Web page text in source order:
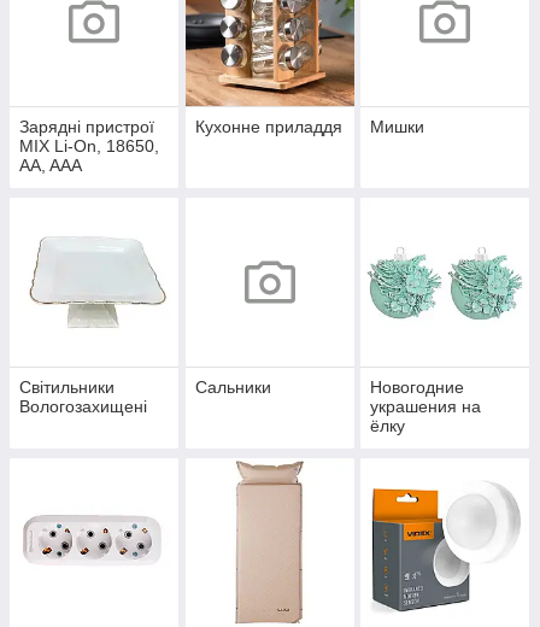
Зарядні пристрої
MIX Li-On, 18650,
AA, AAA
Кухонне приладдя Мишки
Світильники
Вологозахищені
Сальники
Новогодние
украшения на
ёлку